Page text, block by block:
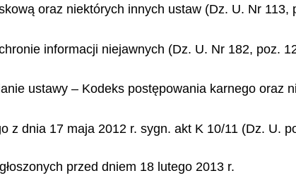
oraz niektórych innych ustaw (Dz. U. Nr 113,
informacji niejawnych (Dz. U. Nr 182, poz.
ustawy – Kodeks postępowania karnego oraz
z dnia 17 maja 2012 r. sygn. akt K 10/11 (Dz. U.
przed dniem 18 lutego 2013 r.